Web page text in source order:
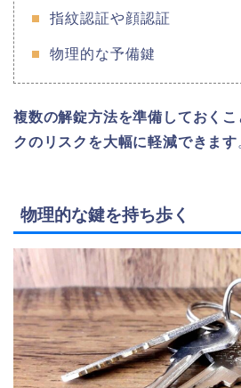
指紋認証や顔認証
物理的な予備鍵
複数の解錠方法を準備しておく
クのリスクを大幅に軽減できます
物理的な鍵を持ち歩く